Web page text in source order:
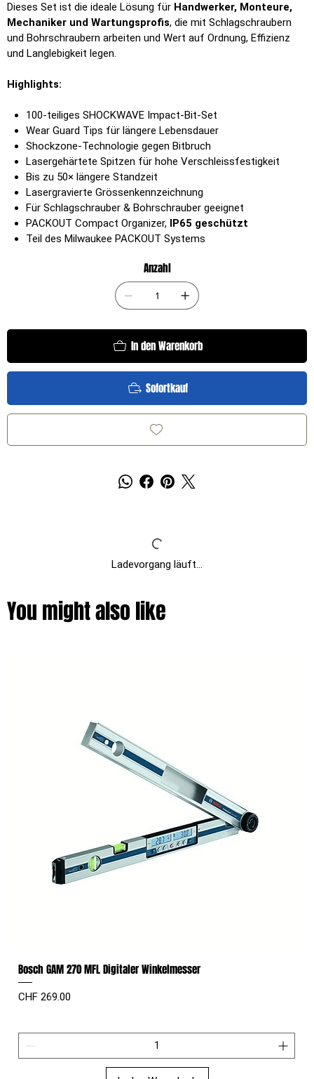
Dieses Set ist die ideale Lösung für Handwerker, Monteure,
Mechaniker und Wartungsprofis, die mit Schlagschraubern
und Bohrschraubern arbeiten und Wert auf Ordnung, Effizienz
und Langlebigkeit legen.
Highlights:
100-teiliges SHOCKWAVE Impact-Bit-Set
Wear Guard Tips für längere Lebensdauer
Shockzone-Technologie gegen Bitbruch
Lasergehärtete Spitzen für hohe Verschleissfestigkeit
Bis zu 50× längere Standzeit
Lasergravierte Grössenkennzeichnung
Für Schlagschrauber & Bohrschrauber geeignet
PACKOUT Compact Organizer, IP65 geschützt
Teil des Milwaukee PACKOUT Systems
Anzahl
In den Warenkorb
Sofortkauf
Ladevorgang läuft...
You might also like
Bosch GAM 270 MFL Digitaler Winkelmesser
Preis
CHF 269.00